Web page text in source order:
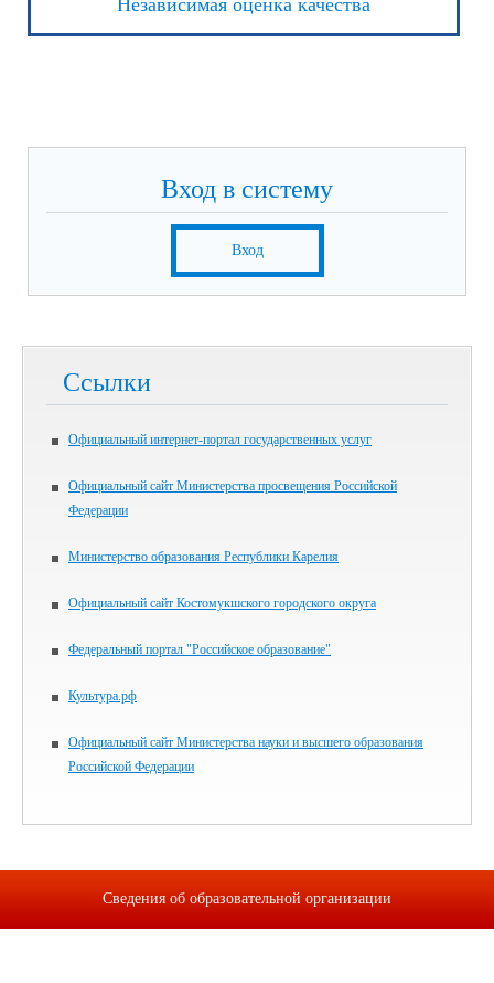
Независимая оценка качества
Вход в систему
Вход
Ссылки
Официальный интернет-портал государственных услуг
Официальный сайт Министерства просвещения Российской
Федерации
Министерство образования Республики Карелия
Официальный сайт Костомукшского городского округа
Федеральный портал "Российское образование"
Культура.рф
Официальный сайт Министерства науки и высшего образования
Российской Федерации
Сведения об образовательной организации